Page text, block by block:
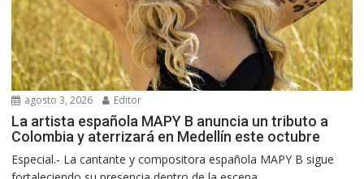
agosto 3, 2026 Editor
La artista española MAPY B anuncia un tributo a
Colombia y aterrizará en Medellín este octubre
Especial.- La cantante y compositora española MAPY B sigue